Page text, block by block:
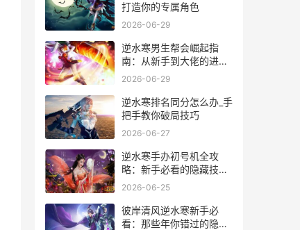
打造你的专属角色
2026-06-29
逆水寒男生帮会崛起指
南：从新手到大佬的进阶
秘籍
2026-06-29
逆水寒排名同分怎么办_手
把手教你破局技巧
2026-06-27
逆水寒手办初号机全攻
略：新手必看的隐藏技巧
与实战经验
2026-06-25
彼岸清风逆水寒新手必
看：那些年你错过的隐藏